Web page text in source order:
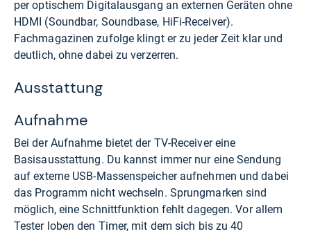
per optischem Digitalausgang an externen Geräten ohne
HDMI (Soundbar, Soundbase, HiFi-Receiver).
Fachmagazinen zufolge klingt er zu jeder Zeit klar und
deutlich, ohne dabei zu verzerren.
Ausstattung
Aufnahme
Bei der Aufnahme bietet der TV-Receiver eine
Basisausstattung. Du kannst immer nur eine Sendung
auf externe USB-Massenspeicher aufnehmen und dabei
das Programm nicht wechseln. Sprungmarken sind
möglich, eine Schnittfunktion fehlt dagegen. Vor allem
Tester loben den Timer, mit dem sich bis zu 40